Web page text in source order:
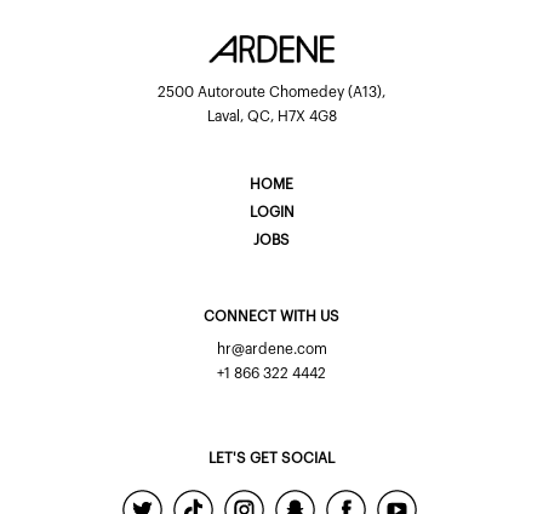
2500 Autoroute Chomedey (A13),
Laval, QC, H7X 4G8
HOME
LOGIN
JOBS
CONNECT WITH US
hr@ardene.com
+1 866 322 4442
LET'S GET SOCIAL